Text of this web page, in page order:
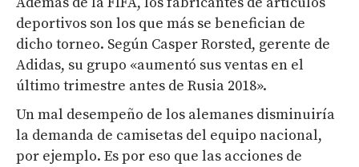
deportivos son los que más se benefician de
dicho torneo. Según Casper Rorsted, gerente de
Adidas, su grupo «aumentó sus ventas en el
último trimestre antes de Rusia 2018».
Un mal desempeño de los alemanes disminuiría
la demanda de camisetas del equipo nacional,
por ejemplo. Es por eso que las acciones de